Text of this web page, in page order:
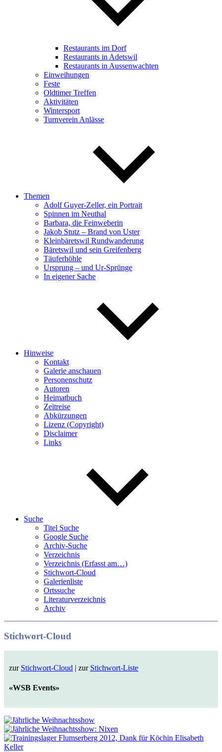
Restaurants im Dorf
Restaurants in Adetswil
Restaurants in Aussenwachten
Einweihungen
Feste
Oldtimer Treffen
Aktivitäten
Wintersport
Turnverein Anlässe
Themen
Adolf Guyer-Zeller, ein Portrait
Spinnen im Neuthal
Barbara, die Feinweberin
Jakob Stutz – Brand von Uster
Kleinbäretswil Rundwanderung
Bäretswil und sein Greifenberg
Täuferhöhle
Ursprung – und Ur-Sprünge
In eigener Sache
Hinweise
Kontakt
Galerie anschauen
Personenschutz
Autoren
Heimatbuch
Zeitreise
Abkürzungen
Lizenz (Copyright)
Disclaimer
Links
Suche
Titel Suche
Google Suche
Archiv-Suche
Verzeichnis
Verzeichnis (Erfasst am…)
Stichwort-Cloud
Galerienliste
Ortssuche
Literaturverzeichnis
Archiv
Stichwort-Cloud
zur Stichwort-Cloud | zur Stichwort-Liste
«WSB Events»